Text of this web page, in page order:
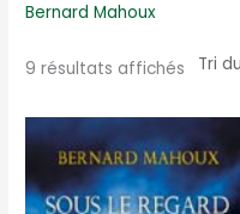
Bernard Mahoux
9 résultats affichés Trié
récent
plus
ancien